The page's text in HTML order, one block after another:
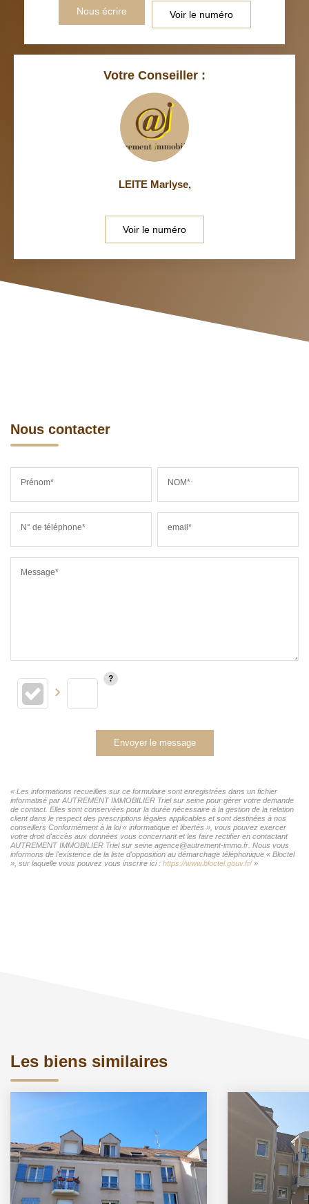
Nous écrire Voir le numéro
Votre Conseiller :
LEITE Marlyse,
Voir le numéro
Nous contacter
Prénom* NOM*
N° de téléphone* email*
Message*
Envoyer le message
« Les informations recueillies sur ce formulaire sont enregistrées dans un fichier
informatisé par AUTREMENT IMMOBILIER Triel sur seine pour gérer votre demande
de contact. Elles sont conservées pour la durée nécessaire à la gestion de la relation
client dans le respect des prescriptions légales applicables et sont destinées à nos
conseillers Conformément à la loi « informatique et libertés », vous pouvez exercer
votre droit d'accès aux données vous concernant et les faire rectifier en contactant
AUTREMENT IMMOBILIER Triel sur seine agence@autrement-immo.fr. Nous vous
informons de l'existence de la liste d'opposition au démarchage téléphonique « Bloctel
», sur laquelle vous pouvez vous inscrire ici : https://www.bloctel.gouv.fr/»
Les biens similaires